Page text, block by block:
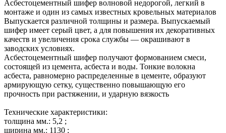
Асбестоцементный шифер волновой недорогой, легкий в
монтаже и один из самых известных кровельных материалов
Выпускается различной толщины и размера. Выпускаемый
шифер имеет серый цвет, а для повышения их декоративных
качеств и увеличения срока службы — окрашивают в
заводских условиях.
Асбестоцементный шифер получают формованием смеси,
состоящей из цемента, асбеста и воды. Тонкие волокна
асбеста, равномерно распределенные в цементе, образуют
армирующую сетку, существенно повышающую его
прочность при растяжении, и ударную вязкость
Технические характеристики:
толщина мм.: 5,2 ;
ширина мм.: 1130 ;